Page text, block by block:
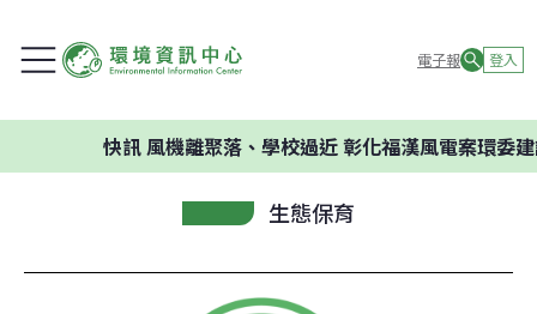
電子報 登入
快訊風機離聚落、學校過近 彰化福漢風電案環委建議
生態保育